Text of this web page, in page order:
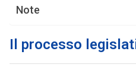
Note
Il processo